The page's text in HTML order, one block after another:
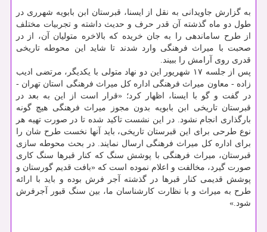
به گزارش جاویدانی به نقل از ایسنا، قبرستان ابن بابویه شهرری در
طول دو ماه گذشته آن قدر حرف و حدیث داشته و تجربیات مختلف
از طرح ساماندهی را به جان خریده که بالاخره متولیان آن، از در
صحبت با میراث فرهنگی وارد شدند تا شاید این محوطه تاریخی
قدری روی آرامش را ببیند.
پس از جلسه ۱۷ شهریور این دو نهاد متولی با یکدیگر، مرتضی ادیب
زاده - معاون میراث فرهنگی اداره کل میراث فرهنگی استان تهران -
در گفت و گو با ایسنا، اظهار کرد؛ «قرار است از این به بعد در
قبرستان تاریخی ابن بابویه بدون مجوز میراث فرهنگی هیچ گونه
بارگذاری انجام نشود. در این نشست تاکید شده تا در صورت تهیه هر
نوع طرحی برای این قبرستان تاریخی، باید آنها نخست طرح شان را
برای اداره کل میراث فرهنگی ارسال نمایند. در بحث محوطه سازی
قبرستان، میراث فرهنگی با پوشش سنگ که کنار قبرها سنگ کاری
صورت گیرد، مخالفت و اعلام نموده است که «بافت قدیم گورستان و
پوشش قدیمی کنار قبرها در گذشته آجر فرش بوده و باید با ارائه
طرح به میراث و با نظارت کارشناسان ما، بین سنگ قبور آجرفرش
شود.»